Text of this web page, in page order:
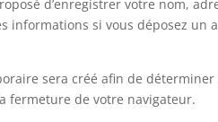
d’enregistrer votre nom,
si vous déposez
sera créé afin de
fermeture de votre navigateur.